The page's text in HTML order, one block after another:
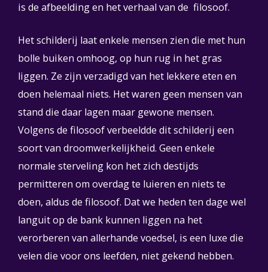
is de afbeelding en het verhaal van de filosoof.
Het schilderij laat enkele mensen zien die met hun
bolle buiken omhoog, op hun rug in het gras
liggen. Ze zijn verzadigd van het lekkere eten en
doen helemaal niets. Het waren geen mensen van
stand die daar lagen maar gewone mensen.
Volgens de filosoof verbeeldde dit schilderij een
soort van droomwerkelijkheid. Geen enkele
normale sterveling kon het zich destijds
permitteren om overdag te luieren en niets te
doen, aldus de filosoof. Dat we heden ten dage wel
languit op de bank kunnen liggen na het
verorberen van allerhande voedsel, is een luxe die
velen die voor ons leefden, niet gekend hebben.